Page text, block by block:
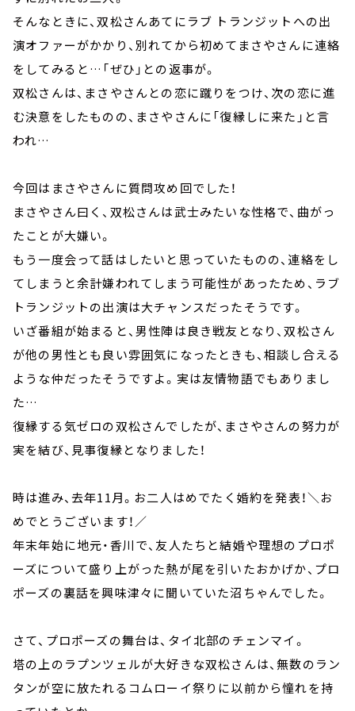
そんなときに、双松さんあてにラブ トランジットへの出
演オファーがかかり、別れてから初めてまさやさんに連絡
をしてみると…「ぜひ」との返事が。
双松さんは、まさやさんとの恋に蹴りをつけ、次の恋に進
む決意をしたものの、まさやさんに「復縁しに来た」と言
われ…
今回はまさやさんに質問攻め回でした！
まさやさん曰く、双松さんは武士みたいな性格で、曲がっ
たことが大嫌い。
もう一度会って話はしたいと思っていたものの、連絡をし
てしまうと余計嫌われてしまう可能性があったため、ラブ
トランジットの出演は大チャンスだったそうです。
いざ番組が始まると、男性陣は良き戦友となり、双松さん
が他の男性とも良い雰囲気になったときも、相談し合える
ような仲だったそうですよ。実は友情物語でもありまし
た…
復縁する気ゼロの双松さんでしたが、まさやさんの努力が
実を結び、見事復縁となりました！
時は進み、去年11月。お二人はめでたく婚約を発表！＼お
めでとうございます！／
年末年始に地元・香川で、友人たちと結婚や理想のプロポ
ーズについて盛り上がった熱が尾を引いたおかげか、プロ
ポーズの裏話を興味津々に聞いていた沼ちゃんでした。
さて、プロポーズの舞台は、タイ北部のチェンマイ。
塔の上のラプンツェルが大好きな双松さんは、無数のラン
タンが空に放たれるコムローイ祭りに以前から憧れを持